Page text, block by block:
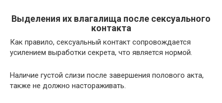
Выделения их влагалища после сексуального
контакта
Как правило, сексуальный контакт сопровождается
усилением выработки секрета, что является нормой.
Наличие густой слизи после завершения полового акта,
также не должно настораживать.